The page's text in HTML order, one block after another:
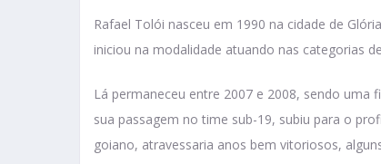
Rafael Tolói nasceu em 1990 na cidade de
iniciou na modalidade atuando nas categorias
Lá permaneceu entre 2007 e 2008, sendo
sua passagem no time sub-19, subiu para o
goiano, atravessaria anos bem vitoriosos,